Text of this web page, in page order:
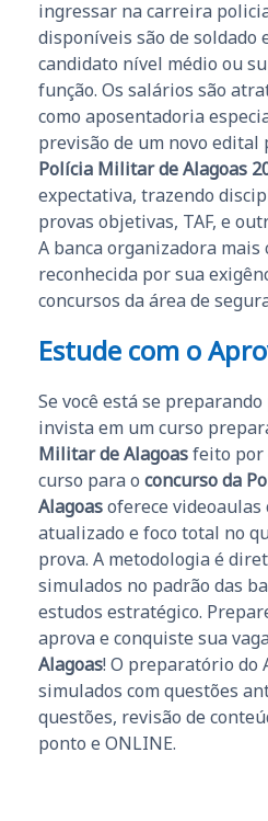
ingressar na carreira
disponíveis são de soldado
candidato nível médio ou
função. Os salários são
como aposentadoria
previsão de um novo edital
Polícia Militar de Alagoas
expectativa, trazendo
provas objetivas, TAF, e
A banca organizadora mais
reconhecida por sua
concursos da área de
Estude com o
Se você está se
invista em um curso
Militar de Alagoasfeito por
curso para o concurso da
Alagoasoferece
atualizado e foco total no
prova. A metodologia é
simulados no padrão das
estudos estratégico.
aprova e conquiste sua
Alagoas! O preparatório do
simulados com questões
questões, revisão de
ponto e ONLINE.